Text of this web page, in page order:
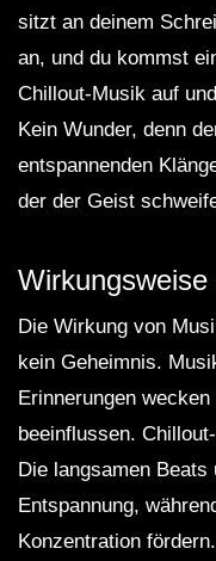
sitzt an deinem
an, und du kommst
Chillout-Musik auf
Kein Wunder, denn
entspannenden
der der Geist
Die Wirkung von
kein Geheimnis.
Erinnerungen
beeinflussen.
Die langsamen
Entspannung,
Konzentration